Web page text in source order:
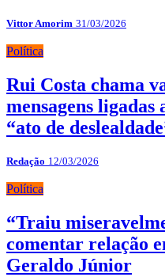
Vittor Amorim 31/03/2026
Política
Rui Costa chama
mensagens
“ato de
Redação 12/03/2026
Política
“Traiu
comentar relação
Geraldo Júnior